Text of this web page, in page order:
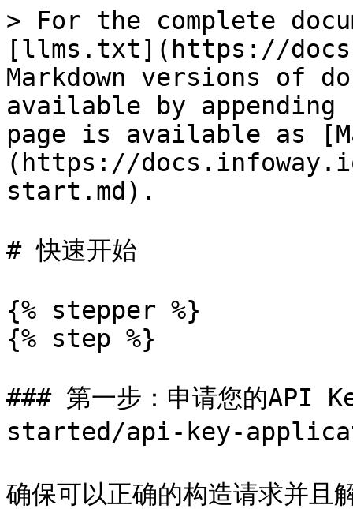
> For the complete
[llms.txt](https://
Markdown versions of
available by
page is available as
(https://
start.md).
# 快速开始
{% stepper %}
{% step %}
### 第一步：申请您的
started/api-key-
确保可以正确的构造请求并且